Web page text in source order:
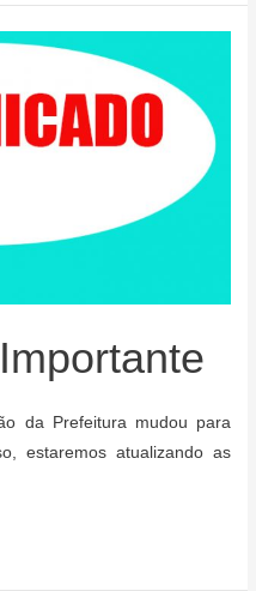
da Prefeitura mudou para
estaremos atualizando as